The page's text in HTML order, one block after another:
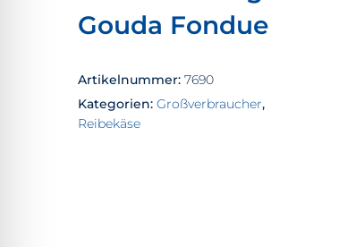
Gouda Fondue
Artikelnummer: 7690
Kategorien: Großverbraucher,
Reibekäse